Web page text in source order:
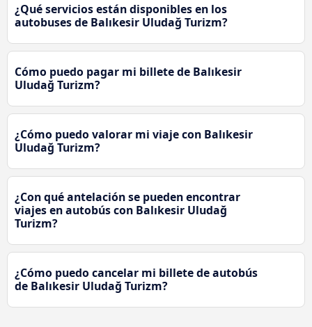
¿Qué servicios están disponibles en los
autobuses de Balıkesir Uludağ Turizm?
Cómo puedo pagar mi billete de Balıkesir
Uludağ Turizm?
¿Cómo puedo valorar mi viaje con Balıkesir
Uludağ Turizm?
¿Con qué antelación se pueden encontrar
viajes en autobús con Balıkesir Uludağ
Turizm?
¿Cómo puedo cancelar mi billete de autobús
de Balıkesir Uludağ Turizm?